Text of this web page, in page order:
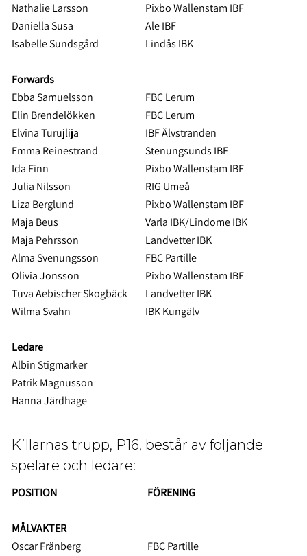
Nathalie Larsson
Pixbo Wallenstam IBF
Daniella Susa
Ale IBF
Isabelle Sundsgård
Lindås IBK
Forwards
Ebba Samuelsson
FBC Lerum
Elin Brendelökken
FBC Lerum
Elvina Turujlija
IBF Älvstranden
Emma Reinestrand
Stenungsunds IBF
Ida Finn
Pixbo Wallenstam IBF
Julia Nilsson
RIG Umeå
Liza Berglund
Pixbo Wallenstam IBF
Maja Beus
Varla IBK/Lindome IBK
Maja Pehrsson
Landvetter IBK
Alma Svenungsson
FBC Partille
Olivia Jonsson
Pixbo Wallenstam IBF
Tuva Aebischer Skogbäck
Landvetter IBK
Wilma Svahn
IBK Kungälv
Ledare
Albin Stigmarker
Patrik Magnusson
Hanna Järdhage
Killarnas trupp, P16, består av följande
spelare och ledare:
POSITION FÖRENING
MÅLVAKTER
Oscar Fränberg
FBC Partille